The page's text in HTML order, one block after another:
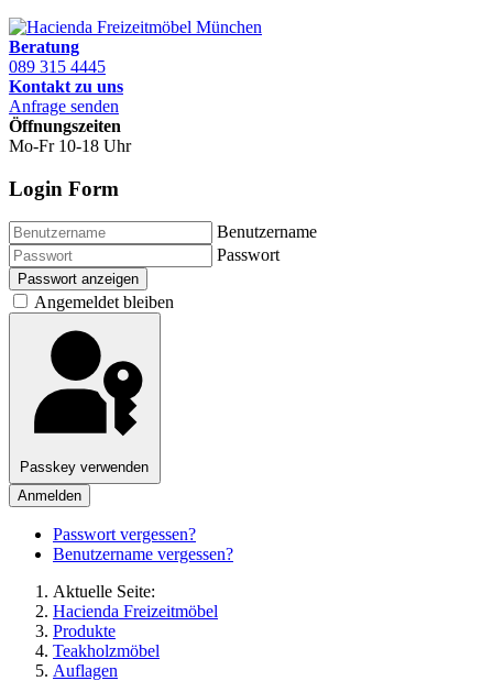
Beratung
089 315 4445
Kontakt zu uns
Anfrage senden
Öffnungszeiten
Mo-Fr 10-18 Uhr
Login Form
Benutzername
Passwort
Passwort anzeigen
Angemeldet bleiben
Passkey verwenden
Anmelden
Passwort vergessen?
Benutzername vergessen?
Aktuelle Seite:
Hacienda Freizeitmöbel
Produkte
Teakholzmöbel
Auflagen